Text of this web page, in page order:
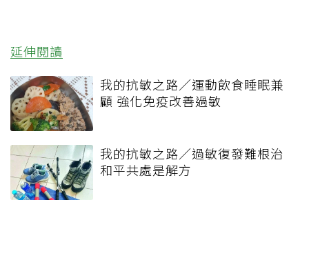
延伸閱讀
我的抗敏之路／運動飲食睡眠兼
顧 強化免疫改善過敏
我的抗敏之路／過敏復發難根治
和平共處是解方